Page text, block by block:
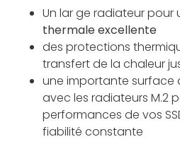
Un lar ge radiateur pour
thermale excellente
des protections
transfert de la chaleur
une importante surface
avec les radiateurs M.2
performances de vos
fiabilité constante